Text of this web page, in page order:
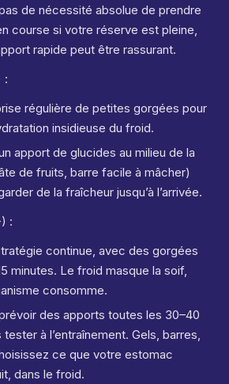
de nécessité absolue de prendre
course si votre réserve est pleine,
rapide peut être rassurant.
:
régulière de petites gorgées pour
insidieuse du froid.
apport de glucides au milieu de la
de fruits, barre facile à mâcher)
de la fraîcheur jusqu’à l’arrivée.
:
continue, avec des gorgées
minutes. Le froid masque la soif,
consomme.
des apports toutes les 30–40
à l’entraînement. Gels, barres,
ce que votre estomac
dans le froid.